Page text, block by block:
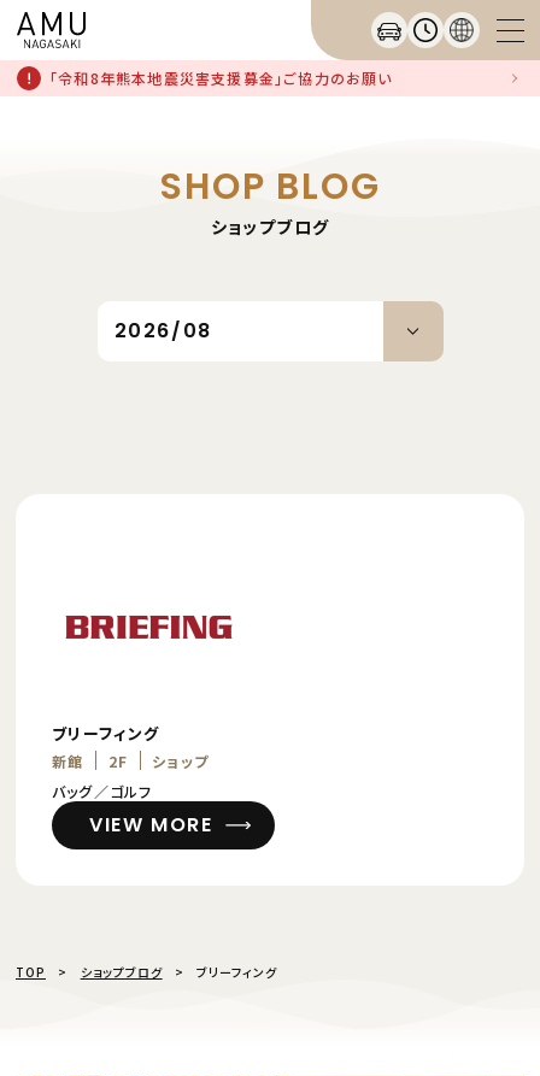
「令和8年熊本地震災害支援募金」ご協力のお願い
SHOP BLOG
ショップブログ
ブリーフィング
新館 2F
ショップ
バッグ／ゴルフ
VIEW MORE
TOP ショップブログ ブリーフィング